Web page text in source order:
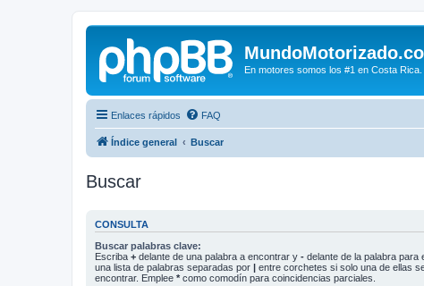
En motores somos los #1 en Costa
Enlaces rápidos FAQ
Índice general Buscar
Buscar
CONSULTA
Buscar palabras clave:
Escriba + delante de una palabra a encontrar y - delante de la palabra para
una lista de palabras separadas por | entre corchetes si solo una de ellas
encontrar. Emplee * como comodín para coincidencias parciales.